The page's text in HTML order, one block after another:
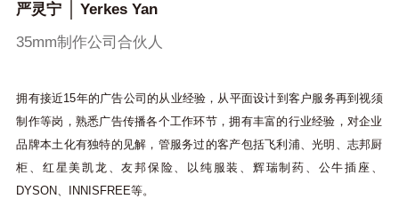
严灵宁
Yerkes Yan
35mm制作公司合伙人
拥有接近15年的广告公司的从业经验，从平面设计到客户服务再到视须
制作等岗，熟悉广告传播各个工作环节，拥有丰富的行业经验，对企业
品牌本土化有独特的见解，管服务过的客产包括飞利浦、光明、志邦厨
柜、红星美凯龙、友邦保险、以纯服装、辉瑞制药、公牛插座、
DYSON、INNISFREE等。